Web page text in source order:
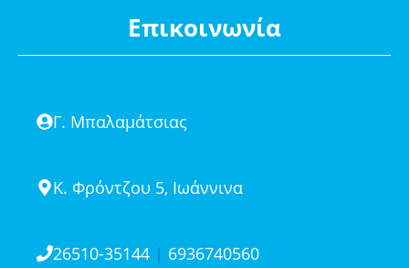
Επικοινωνία
Γ. Μπαλαμάτσιας
Κ. Φρόντζου 5, Ιωάννινα
26510-35144 | 6936740560